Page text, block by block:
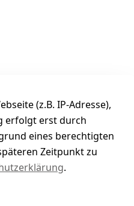
(z.B. IP-Adresse),
erfolgt erst durch
eines berechtigten
Zeitpunkt zu
.